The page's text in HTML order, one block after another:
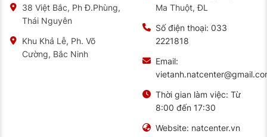
Cấu tạo không săm giúp giảm nguy cơ xẹp lốp do
thủng đinh hoặc các vật sắc nhọn.
Độ bám đường tốt, ổn định khi di chuyển trên nhiều
địa hình và điều kiện thời tiết.
Thăng bằng và xử lý linh hoạt, mang lại cảm giác
NAT Center – Địa chỉ thay lốp xe uy tín
Bạn đã sẵn sàng nâng cấp trải nghiệm lái xe vớilốp
38 Việt Bắc, Ph Đ.Phùng,
Thái Nguyên
Khu Khả Lễ, Ph. Võ
Cường, Bắc Ninh
Ma Thuột, ĐL
Số điện thoại: 033
2221818
Email:
Thời gian làm việc: Từ
8:00 đến 17:30
Website: natcenter.vn